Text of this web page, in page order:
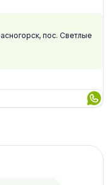
пос. Светлые